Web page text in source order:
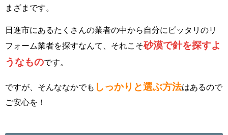
まざまです。
日進市にあるたくさんの業者の中から自分にピッタリのリ
フォーム業者を探すなんて、それこそ砂漠で針を探すよ
うなものです。
ですが、そんななかでも しっかりと選ぶ方法はあるので
ご安心を！